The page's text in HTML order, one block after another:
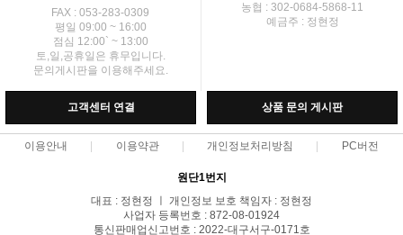
FAX : 053-283-0309
평일 09:00 ~ 16:00
점심 12:00` ~ 13:00
토,일,공휴일은 휴무입니다.
문의게시판을 이용해주세요.
농협 : 302-0684-5868-11
예금주 : 정현정
고객센터 연결 상품 문의 게시판
이용안내 이용약관 개인정보처리방침 PC버전
원단1번지
대표 : 정현정 ㅣ 개인정보 보호 책임자 : 정현정
사업자 등록번호 : 872-08-01924
통신판매업신고번호 : 2022-대구서구-0171호